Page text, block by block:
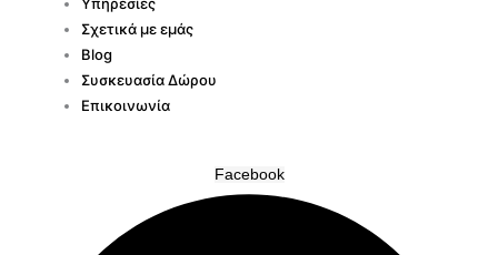
Σχετικά με εμάς
Blog
Συσκευασία Δώρου
Επικοινωνία
Facebook